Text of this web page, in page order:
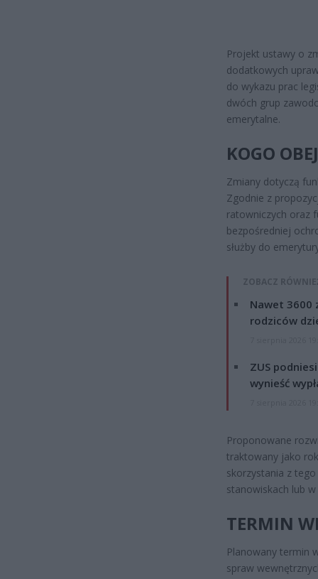
Projekt ustawy o
dodatkowych
do wykazu prac
dwóch grup
emerytalne.
KOGO
Zmiany dotyczą
Zgodnie z
ratowniczych oraz
bezpośredniej
służby do
ZOBACZ
Nawet 3600
rodziców
ZUS
wynieść
Proponowane
traktowany jako
skorzystania z
stanowiskach lub
TERMIN
Planowany termin
spraw